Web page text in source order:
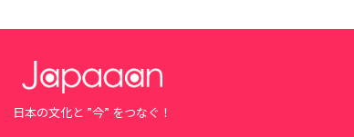
日本の文化と ”今” をつなぐ！